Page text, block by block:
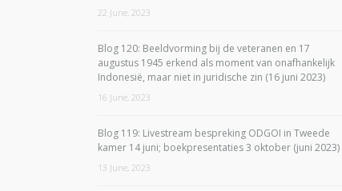
22 June, 2023
Blog 120: Beeldvorming bij de veteranen en 17
augustus 1945 erkend als moment van onafhankelijk
Indonesië, maar niet in juridische zin (16 juni 2023)
16 June, 2023
Blog 119: Livestream bespreking ODGOI in Tweede
kamer 14 juni; boekpresentaties 3 oktober (juni 2023)
13 June, 2023